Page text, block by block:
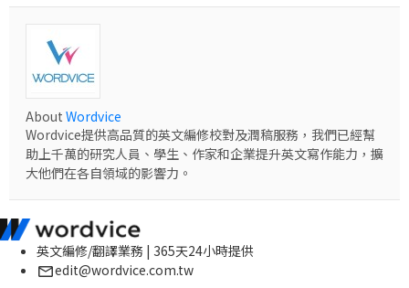
About Wordvice
Wordvice提供高品質的英文編修校對及潤稿服務，我們已經幫
助上千萬的研究人員、學生、作家和企業提升英文寫作能力，擴
大他們在各自領域的影響力。
英文編修/翻譯業務 | 365天24小時提供
edit@wordvice.com.tw